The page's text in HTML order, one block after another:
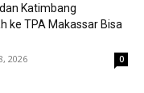
Katimbang
ke TPA Makassar Bisa
2026 0